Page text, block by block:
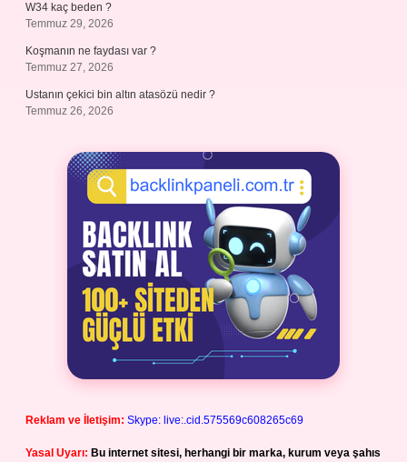
W34 kaç beden ?
Temmuz 29, 2026
Koşmanın ne faydası var ?
Temmuz 27, 2026
Ustanın çekici bin altın atasözü nedir ?
Temmuz 26, 2026
Reklam ve İletişim: Skype: live:.cid.575569c608265c69
Yasal Uyarı: Bu internet sitesi, herhangi bir marka, kurum veya şahıs